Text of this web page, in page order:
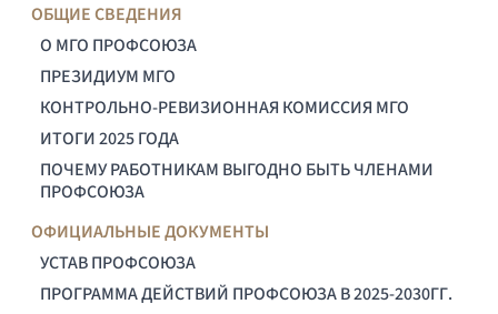
ОБЩИЕ СВЕДЕНИЯ
О МГО ПРОФСОЮЗА
ПРЕЗИДИУМ МГО
КОНТРОЛЬНО-РЕВИЗИОННАЯ КОМИССИЯ МГО
ИТОГИ 2025 ГОДА
ПОЧЕМУ РАБОТНИКАМ ВЫГОДНО БЫТЬ ЧЛЕНАМИ
ПРОФСОЮЗА
ОФИЦИАЛЬНЫЕ ДОКУМЕНТЫ
УСТАВ ПРОФСОЮЗА
ПРОГРАММА ДЕЙСТВИЙ ПРОФСОЮЗА В 2025-2030ГГ.